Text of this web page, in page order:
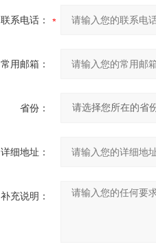
联系电话：
常用邮箱：
省份：
详细地址：
补充说明：